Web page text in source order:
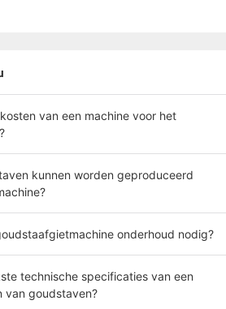
van een machine voor het
kunnen worden geproduceerd
onderhoud nodig?
technische specificaties van een
van goudstaven?